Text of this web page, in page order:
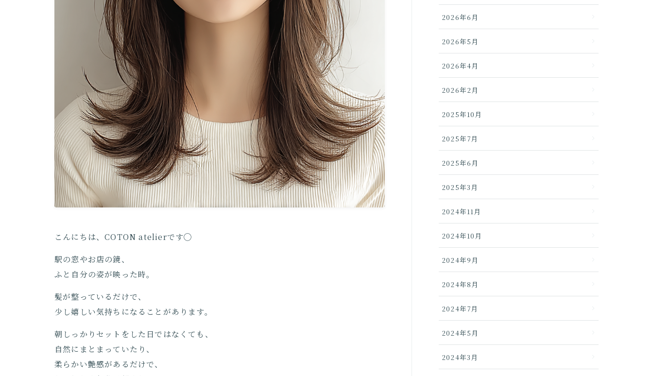
こんにちは、COTON atelierです◯
駅の窓やお店の鏡、
ふと自分の姿が映った時。
髪が整っているだけで、
少し嬉しい気持ちになることがあります。
朝しっかりセットをした日ではなくても、
自然にまとまっていたり、
柔らかい艶感があるだけで、
2026年6月
2026年5月
2026年4月
2026年2月
2025年10月
2025年7月
2025年6月
2025年3月
2024年11月
2024年10月
2024年9月
2024年8月
2024年7月
2024年5月
2024年3月